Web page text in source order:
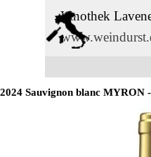
Vinothek
2024 Sauvignon blanc MYRON